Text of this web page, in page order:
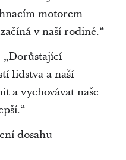
motorem
v naší rodině.“
„Dorůstající
lidstva a naší
a vychovávat naše
dosahu